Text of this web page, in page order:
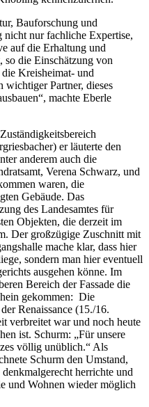
Bauforschung und
nur fachliche Expertise,
auf die Erhaltung und
so die Einschätzung von
Kreisheimat- und
Partner, dieses
machte Eberle
er läuterte den
anderem auch die
Verena Schwarz, und
waren, die
Gebäude. Das
des Landesamtes für
Objekten, die derzeit im
Der großzügige Zuschnitt mit
mache klar, dass hier
sondern man hier eventuell
ausgehen könne. Im
Bereich der Fassade die
gekommen: Die
Renaissance (15./16.
verbreitet war und noch heute
ist. Schurm: „Für unsere
völlig unüblich.“ Als
Schurm den Umstand,
denkmalgerecht herrichte und
und Wohnen wieder möglich